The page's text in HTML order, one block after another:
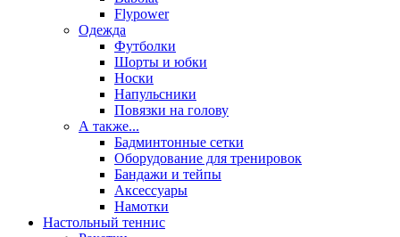
Flypower
Одежда
Футболки
Шорты и юбки
Носки
Напульсники
Повязки на голову
А также...
Бадминтонные сетки
Оборудование для тренировок
Бандажи и тейпы
Аксессуары
Намотки
Настольный теннис